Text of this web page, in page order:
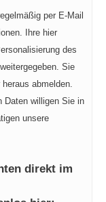
per E-Mail
Ihre hier
des
Sie
abmelden.
Daten willigen Sie in
unsere
direkt im